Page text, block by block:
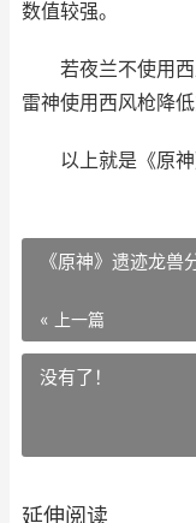
数值较强。
若夜兰不使用
雷神使用西风枪降低
以上就是《原
《原神》遗迹龙
« 上一篇
没有了！
延伸阅读